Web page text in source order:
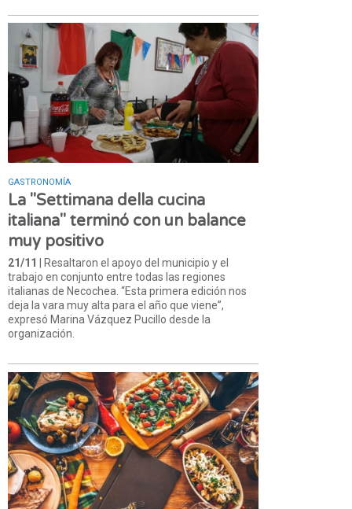
GASTRONOMÍA
La "Settimana della cucina
italiana" terminó con un balance
muy positivo
21/11
| Resaltaron el apoyo del municipio y el
trabajo en conjunto entre todas las regiones
italianas de Necochea. “Esta primera edición nos
deja la vara muy alta para el año que viene”,
expresó Marina Vázquez Pucillo desde la
organización.